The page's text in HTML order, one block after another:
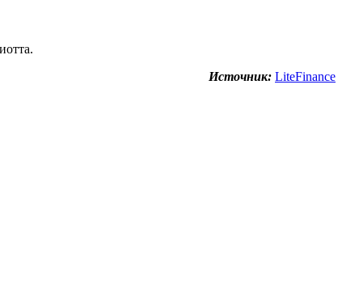
Источник: LiteFinance